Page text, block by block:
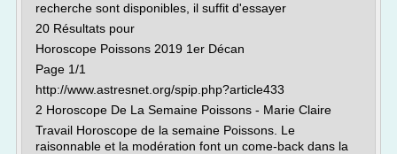
recherche sont disponibles, il suffit d'essayer
20 Résultats pour
Horoscope Poissons 2019 1er Décan
Page 1/1
http://www.astresnet.org/spip.php?article433
2 Horoscope De La Semaine Poissons - Marie Claire
Travail Horoscope de la semaine Poissons. Le
raisonnable et la modération font un come-back dans la